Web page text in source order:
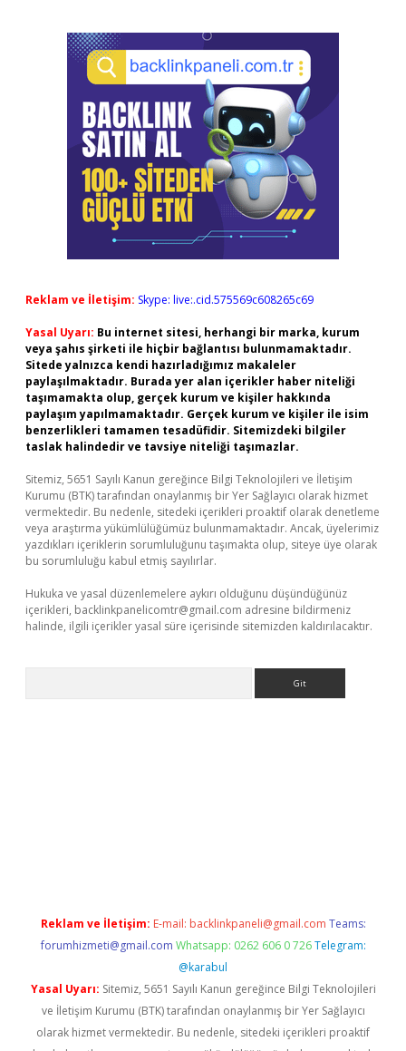
Reklam ve İletişim: Skype: live:.cid.575569c608265c69
Yasal Uyarı: Bu internet sitesi, herhangi bir marka, kurum
veya şahıs şirketi ile hiçbir bağlantısı bulunmamaktadır.
Sitede yalnızca kendi hazırladığımız makaleler
paylaşılmaktadır. Burada yer alan içerikler haber niteliği
taşımamakta olup, gerçek kurum ve kişiler hakkında
paylaşım yapılmamaktadır. Gerçek kurum ve kişiler ile isim
benzerlikleri tamamen tesadüfidir. Sitemizdeki bilgiler
taslak halindedir ve tavsiye niteliği taşımazlar.
Sitemiz, 5651 Sayılı Kanun gereğince Bilgi Teknolojileri ve İletişim
Kurumu (BTK) tarafından onaylanmış bir Yer Sağlayıcı olarak hizmet
vermektedir. Bu nedenle, sitedeki içerikleri proaktif olarak denetleme
veya araştırma yükümlülüğümüz bulunmamaktadır. Ancak, üyelerimiz
yazdıkları içeriklerin sorumluluğunu taşımakta olup, siteye üye olarak
bu sorumluluğu kabul etmiş sayılırlar.
Hukuka ve yasal düzenlemelere aykırı olduğunu düşündüğünüz
içerikleri, backlinkpanelicomtr@gmail.com adresine bildirmeniz
halinde, ilgili içerikler yasal süre içerisinde sitemizden kaldırılacaktır.
Reklam ve İletişim: E-mail: backlinkpaneli@gmail.com Teams:
forumhizmeti@gmail.com Whatsapp: 0262 606 0 726 Telegram:
@karabul
Yasal Uyarı: Sitemiz, 5651 Sayılı Kanun gereğince Bilgi Teknolojileri
ve İletişim Kurumu (BTK) tarafından onaylanmış bir Yer Sağlayıcı
olarak hizmet vermektedir. Bu nedenle, sitedeki içerikleri proaktif